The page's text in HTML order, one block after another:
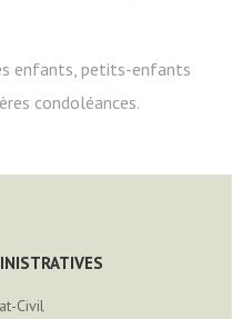
enfants, petits-enfants
condoléances.
Civil